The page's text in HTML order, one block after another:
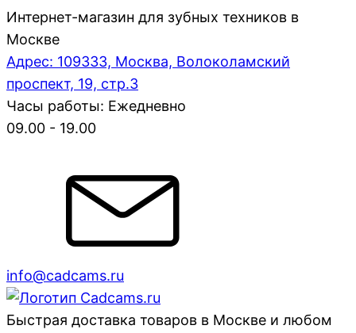
Интернет-магазин для зубных техников в
Москве
Адрес: 109333, Москва, Волоколамский
проспект, 19, стр.3
Часы работы: Ежедневно
09.00 - 19.00
info@cadcams.ru
Быстрая доставка товаров в Москве и любом